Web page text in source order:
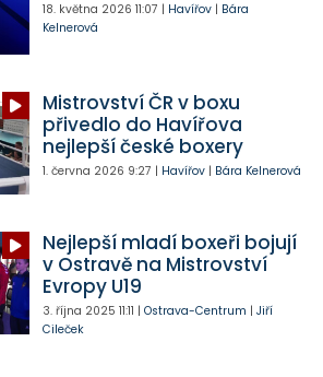
18. května 2026 11:07 | Havířov| Bára
Kelnerová
Mistrovství ČR v boxu
přivedlo do Havířova
nejlepší české boxery
1. června 2026 9:27 | Havířov| Bára Kelnerová
Nejlepší mladí boxeři bojují
v Ostravě na Mistrovství
Evropy U19
3. října 2025 11:11 | Ostrava-Centrum | Jiří
Cileček